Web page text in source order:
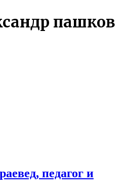
пашков
педагог и